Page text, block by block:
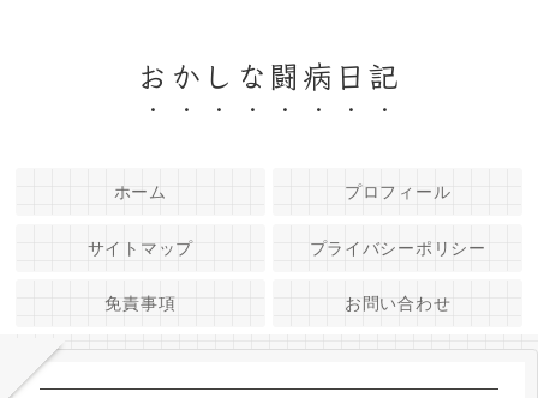
おかしな闘病日記
ホーム プロフィール
サイトマップ プライバシーポリシー
免責事項 お問い合わせ